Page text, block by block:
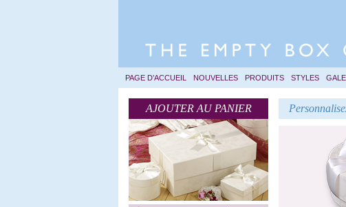
PAGE D’ACCUEIL NOUVELLES PRODUITS STYLES
AJOUTER AU PANIER